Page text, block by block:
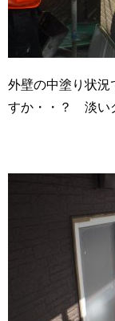
外壁の中塗り状況
すか・・？ 淡い